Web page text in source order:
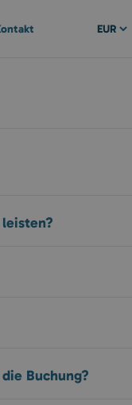
EUR
Buchung?